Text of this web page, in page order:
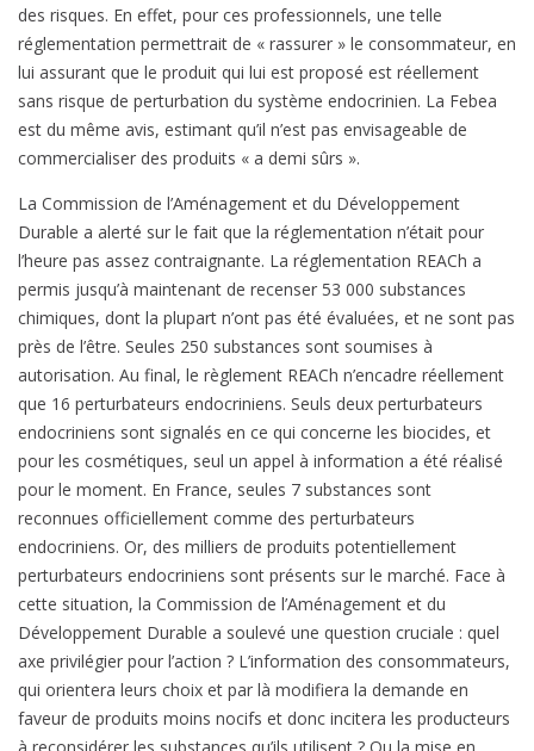
des risques. En effet, pour ces professionnels, une telle
réglementation permettrait de « rassurer » le consommateur, en
lui assurant que le produit qui lui est proposé est réellement
sans risque de perturbation du système endocrinien. La Febea
est du même avis, estimant qu’il n’est pas envisageable de
commercialiser des produits « a demi sûrs ».
La Commission de l’Aménagement et du Développement
Durable a alerté sur le fait que la réglementation n’était pour
l’heure pas assez contraignante. La réglementation REACh a
permis jusqu’à maintenant de recenser 53 000 substances
chimiques, dont la plupart n’ont pas été évaluées, et ne sont pas
près de l’être. Seules 250 substances sont soumises à
autorisation. Au final, le règlement REACh n’encadre réellement
que 16 perturbateurs endocriniens. Seuls deux perturbateurs
endocriniens sont signalés en ce qui concerne les biocides, et
pour les cosmétiques, seul un appel à information a été réalisé
pour le moment. En France, seules 7 substances sont
reconnues officiellement comme des perturbateurs
endocriniens. Or, des milliers de produits potentiellement
perturbateurs endocriniens sont présents sur le marché. Face à
cette situation, la Commission de l’Aménagement et du
Développement Durable a soulevé une question cruciale : quel
axe privilégier pour l’action ? L’information des consommateurs,
qui orientera leurs choix et par là modifiera la demande en
faveur de produits moins nocifs et donc incitera les producteurs